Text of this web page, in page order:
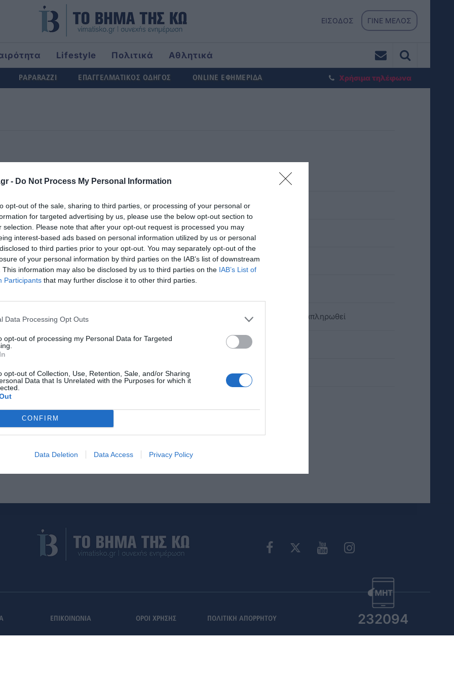
- Do Not Process My Personal Information
opt-out of the sale, sharing to third parties, or processing of your personal or
for targeted advertising by us, please use the below opt-out section to
selection. Please note that after your opt-out request is processed you may
interest-based ads based on personal information utilized by us or personal
to third parties prior to your opt-out. You may separately opt-out of the
of your personal information by third parties on the IAB’s list of downstream
This information may also be disclosed by us to third parties on the IAB’s List of
Participants that may further disclose it to other third parties.
Data Processing Opt Outs
opt-out of processing my Personal Data for Targeted
opt-out of Collection, Use, Retention, Sale, and/or Sharing
Data that Is Unrelated with the Purposes for which it
CONFIRM
Data Deletion Data Access Privacy Policy
ΕΙΣΟΔΟΣ ΓΙΝΕ ΜΕΛΟΣ
Lifestyle Πολιτικά
Αθλητικά
PAPARAZZI ΕΠΑΓΓΕΛΜΑΤΙΚΟΣ ΟΔΗΓΟΣ ONLINE ΕΦΗΜΕΡΙΔΑ Χρήσιμα τηλέφωνα
που θα μείνουν κλειστές ως 11/1
οργάνων του ΑΤ Καλυμνίων με τους ελέγχους
Σπέρμπη μας ταξιδεύει στις ομορφιές της Κω
ευρώ
Κω-Νισύρου-Αστυπάλαιας θα γίνει. Το τοπικό αναπτυξιακό έλλειμμα δεν θα αναπληρωθεί
το στέμμα του 2020
την Κυριακή: Το ωράριο λειτουργίας
ΕΠΙΚΟΙΝΩΝΙΑ ΟΡΟΙ ΧΡΗΣΗΣ ΠΟΛΙΤΙΚΗ ΑΠΟΡΡΗΤΟΥ 232094